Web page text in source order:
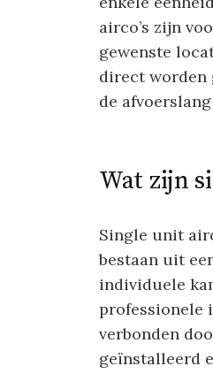
airco’s zijn
gewenste
direct worden
de
Wat zijn
Single unit
bestaan uit
individuele
professionele
verbonden
geïnstalleerd